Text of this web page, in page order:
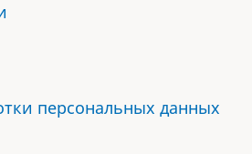
персональных данных